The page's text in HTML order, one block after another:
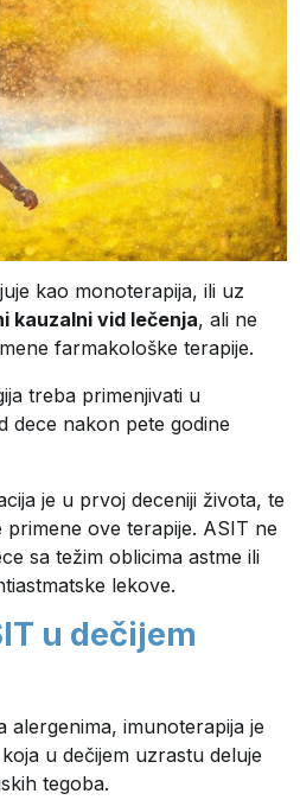
kao monoterapija, ili uz
kauzalni vid lečenja, ali ne
farmakološke terapije.
treba primenjivati u
dece nakon pete godine
je u prvoj deceniji života, te
ove terapije. ASIT ne
sa težim oblicima astme ili
lekove.
u dečijem
alergenima, imunoterapija je
u dečijem uzrastu deluje
tegoba.